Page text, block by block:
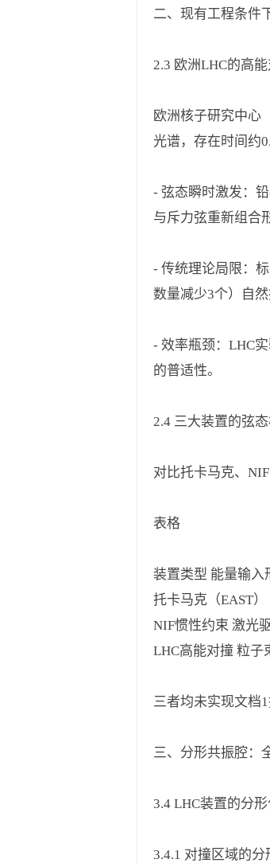
二、现有工程条件
2.3 欧洲LHC的高
欧洲核子研究中心
光谱，存在时间约
- 弦态瞬时激发：
与斥力弦重新组合
- 传统理论局限：
数量减少3个）自
- 效率瓶颈：LHC
的普适性。
2.4 三大装置的弦
对比托卡马克、
表格
装置类型 能量输入
托卡马克（EAST
NIF惯性约束 激光
LHC高能对撞 粒子
三者均未实现文档
三、分形共振腔：
3.4 LHC装置的分
3.4.1 对撞区域的